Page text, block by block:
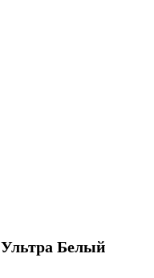
Белый